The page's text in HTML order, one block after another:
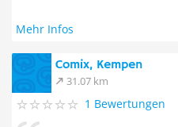
Mehr Infos
Comix, Kempen
31.07 km
1 Bewertungen